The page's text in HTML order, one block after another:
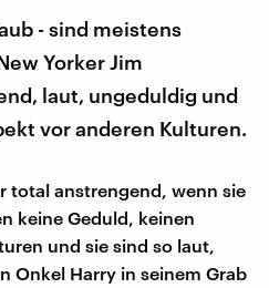
- sind meistens
Yorker Jim
laut, ungeduldig und
vor anderen Kulturen.
total anstrengend, wenn sie
keine Geduld, keinen
und sie sind so laut,
Onkel Harry in seinem Grab